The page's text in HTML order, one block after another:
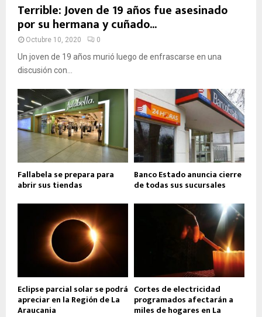
Terrible: Joven de 19 años fue asesinado
por su hermana y cuñado...
Octubre 10, 2020 0
Un joven de 19 años murió luego de enfrascarse en una
discusión con...
Fallabela se prepara para
abrir sus tiendas
Banco Estado anuncia cierre
de todas sus sucursales
Eclipse parcial solar se podrá
apreciar en la Región de La
Araucania
Cortes de electricidad
programados afectarán a
miles de hogares en La